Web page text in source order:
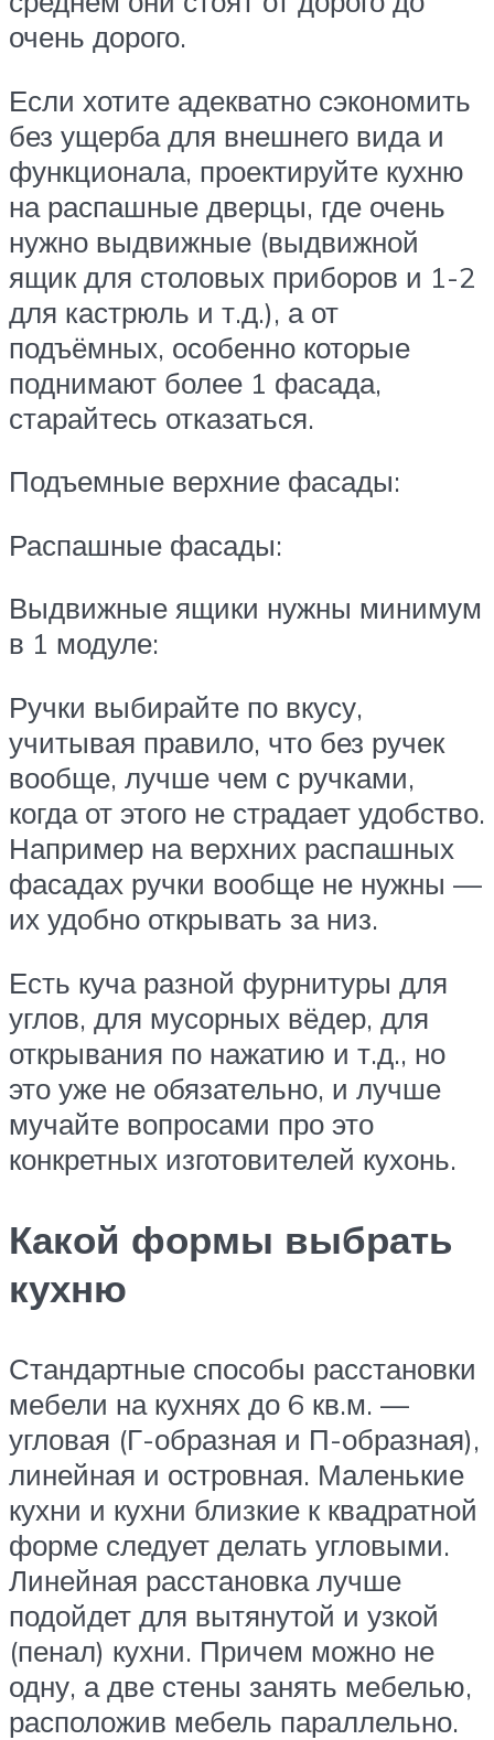
очень дорого.
Если хотите адекватно сэкономить
без ущерба для внешнего вида и
функционала, проектируйте кухню
на распашные дверцы, где очень
нужно выдвижные (выдвижной
ящик для столовых приборов и 1-2
для кастрюль и т.д.), а от
подъёмных, особенно которые
поднимают более 1 фасада,
старайтесь отказаться.
Подъемные верхние фасады:
Распашные фасады:
Выдвижные ящики нужны минимум
в 1 модуле:
Ручки выбирайте по вкусу,
учитывая правило, что без ручек
вообще, лучше чем с ручками,
когда от этого не страдает удобство.
Например на верхних распашных
фасадах ручки вообще не нужны —
их удобно открывать за низ.
Есть куча разной фурнитуры для
углов, для мусорных вёдер, для
открывания по нажатию и т.д., но
это уже не обязательно, и лучше
мучайте вопросами про это
конкретных изготовителей кухонь.
Какой формы выбрать
кухню
Стандартные способы расстановки
мебели на кухнях до 6 кв.м. —
угловая (Г-образная и П-образная),
линейная и островная. Маленькие
кухни и кухни близкие к квадратной
форме следует делать угловыми.
Линейная расстановка лучше
подойдет для вытянутой и узкой
(пенал) кухни. Причем можно не
одну, а две стены занять мебелью,
расположив мебель параллельно.